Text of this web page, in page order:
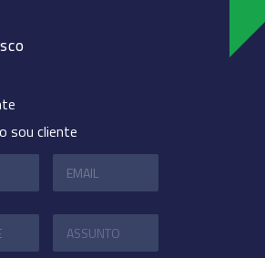
sou cliente